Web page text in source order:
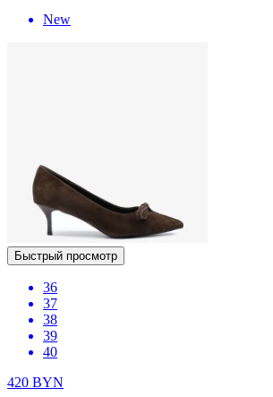
New
Быстрый просмотр
36
37
38
39
40
420 BYN